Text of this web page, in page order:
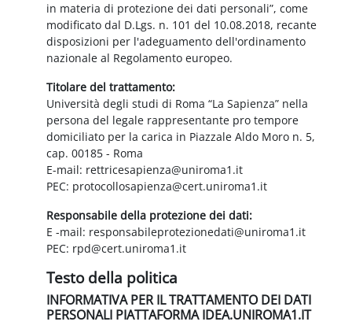
in materia di protezione dei dati personali”, come
modificato dal D.Lgs. n. 101 del 10.08.2018, recante
disposizioni per l'adeguamento dell'ordinamento
nazionale al Regolamento europeo.
Titolare del trattamento:
Università degli studi di Roma “La Sapienza” nella
persona del legale rappresentante pro tempore
domiciliato per la carica in Piazzale Aldo Moro n. 5,
cap. 00185 - Roma
E-mail: rettricesapienza@uniroma1.it
PEC: protocollosapienza@cert.uniroma1.it
Responsabile della protezione dei dati:
E -mail: responsabileprotezionedati@uniroma1.it
PEC: rpd@cert.uniroma1.it
Testo della politica
INFORMATIVA PER IL TRATTAMENTO DEI DATI
PERSONALI PIATTAFORMA IDEA.UNIROMA1.IT